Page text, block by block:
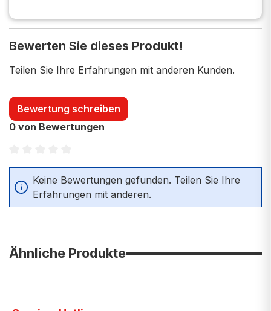
Bewerten Sie dieses Produkt!
Teilen Sie Ihre Erfahrungen mit anderen Kunden.
Bewertung schreiben
0 von Bewertungen
Durchschnittliche Bewertung von 0 von 5 Sternen
Keine Bewertungen gefunden. Teilen Sie Ihre
Erfahrungen mit anderen.
Ähnliche Produkte